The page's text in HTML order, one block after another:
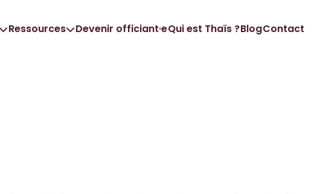
Ressources Devenir officiant·eQui est Thaïs ?BlogContact